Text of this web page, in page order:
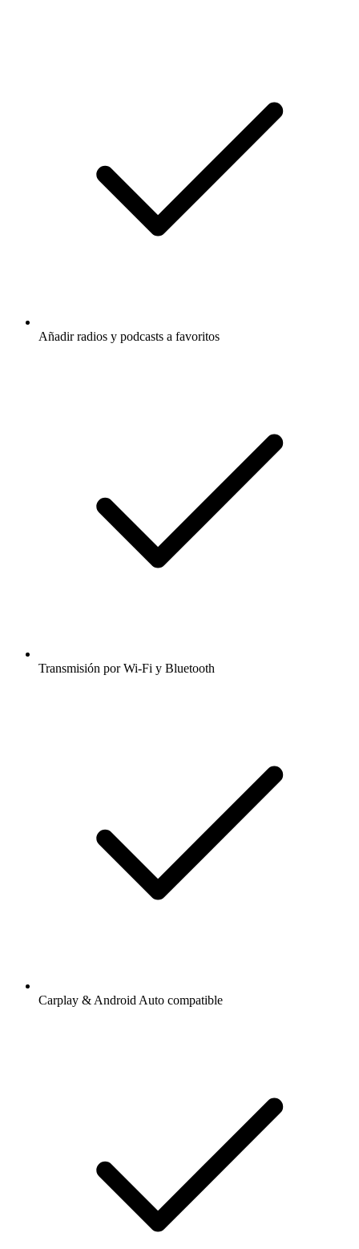
Añadir radios y podcasts a favoritos
Transmisión por Wi-Fi y Bluetooth
Carplay & Android Auto compatible